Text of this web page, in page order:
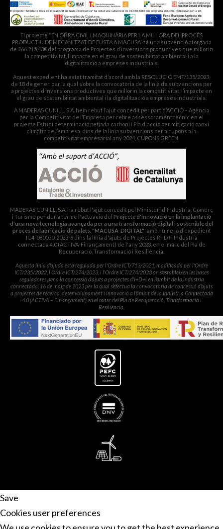
El projecte “EN OBRA CIVIL I MAQUINÀRIA PER LA MILLORA DEL PROCÉS
PRODUCTIU DE MECANITZAT DE FUSTA A MACUSA” té una subvenció atorgada
de 266.215,43€ del programa de Projectes d’inversions productives que millorin
la competitivitat, l’impacte en el grau de sostenibilitat ambiental i a la
digitalització a empreses industrials.
Aquest expedient ha estat tramitat d’acord amb la RESOLUCIÓ EMT/135/2023,
de 18 de gener, per la qual s’obre la convocatòria de la línia de subvencions per
a projectes d’inversions productives que millorin la competitivitat, l’impacte en
el grau de sostenibilitat ambiental i la digitalització a empreses industrials.
A MADERAS CUNILL, S.A. hem rebut l’ajut concedit per part d’ACCIÓ – Agència
per la Competitivitat de l’Empresa per rebre assessorament tècnic en el
projecte Estudi determinació petjada carboni i Pla d'acció per mitigació canvi
climàtic de l’empresa, dins de la línia subvencions per a cupons a la
competitivitat empresarial any 2024, CUPONS GREEN.
MADERAS CUNILL, S.A. ha rebut l'ajut concedit pel Ministeri d'Indústria, Comerç
i Turisme per dur a terme l'actuació del Projecte d'innovació en la implantació
d'una nova tecnologia avançada per a una transformació digital i sostenible del
procés de fabricació de palets. "MACUSA-DIGITAL"; amb número d'expedient
IC4-080030-2023-6 dins la línia d'ajuts de Projectes R+D+i Indústria
connectada 4.0 (ACTIVA-Finançament) de l'any 2023, en el marc del Pla de
Recuperació, Transformació i Resiliència.
Aquesta línia d'ajuda està regulada per l'Ordre ICT/713/2021, modificada per l'Ordre
ICT/235/2022, l'Ordre ICT/274/2023, i l'Ordre ICT/274/2023 on s'estableixen les bases
reguladores per a la concessió d'ajuts a projectes d'I+D+i en l'àmbit de la indústria
connectada. 16 de maig de 2023 per la qual s'efectua la convocatòria de concessió d'ajuts
a projectes de recerca, desenvolupament i innovació a l'àmbit de la Indústria Connectada
4.0 (ACTIVA – Finançament) en el marc del Pla de Recuperació, Transformació i
Resiliència.
Save
Cookies user preferences